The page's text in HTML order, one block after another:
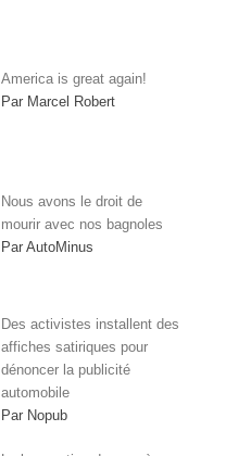
America is great again!
Par Marcel Robert
Nous avons le droit de
mourir avec nos bagnoles
Par AutoMinus
Des activistes installent des
affiches satiriques pour
dénoncer la publicité
automobile
Par Nopub